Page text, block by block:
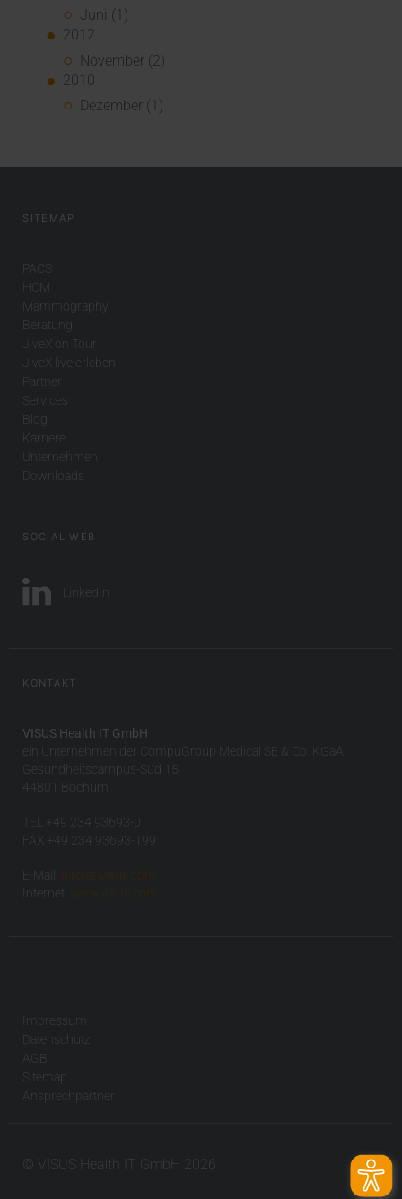
Juni (1)
2012
November (2)
2010
Dezember (1)
SITEMAP
PACS
HCM
Mammography
Beratung
JiveX on Tour
JiveX live erleben
Partner
Services
Blog
Karriere
Unternehmen
Downloads
SOCIAL WEB
LinkedIn
KONTAKT
VISUS Health IT GmbH
ein Unternehmen der CompuGroup Medical SE & Co. KGaA
Gesundheitscampus-Süd 15
44801 Bochum
TEL +49 234 93693-0
FAX +49 234 93693-199
E-Mail:
info(at)visus.com
Internet:
www.visus.com
Impressum
Datenschutz
AGB
Sitemap
Ansprechpartner
© VISUS Health IT GmbH 2026